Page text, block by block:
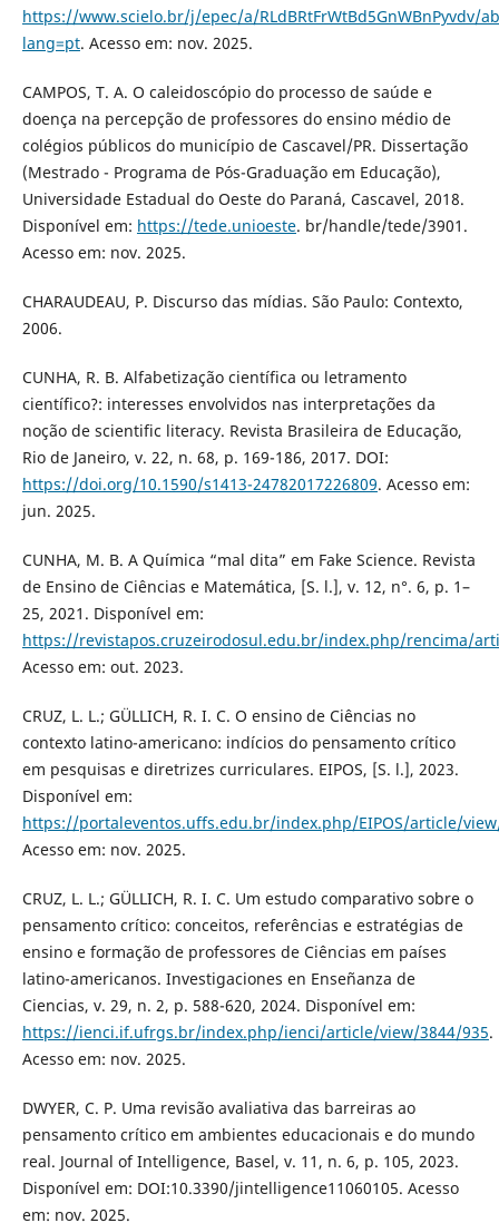
https://www.scielo.br/j/epec/a/RLdBRtFrWtBd5GnWBnPyvdv/
lang=pt. Acesso em: nov. 2025.
CAMPOS, T. A. O caleidoscópio do processo de saúde e
doença na percepção de professores do ensino médio de
colégios públicos do município de Cascavel/PR. Dissertação
(Mestrado - Programa de Pós-Graduação em Educação),
Universidade Estadual do Oeste do Paraná, Cascavel, 2018.
Disponível em: https://tede.unioeste. br/handle/tede/3901.
Acesso em: nov. 2025.
CHARAUDEAU, P. Discurso das mídias. São Paulo: Contexto,
2006.
CUNHA, R. B. Alfabetização científica ou letramento
científico?: interesses envolvidos nas interpretações da
noção de scientific literacy. Revista Brasileira de Educação,
Rio de Janeiro, v. 22, n. 68, p. 169-186, 2017. DOI:
https://doi.org/10.1590/s1413-24782017226809. Acesso em:
jun. 2025.
CUNHA, M. B. A Química “mal dita” em Fake Science. Revista
de Ensino de Ciências e Matemática, [S. l.], v. 12, n°. 6, p. 1–
25, 2021. Disponível em:
https://revistapos.cruzeirodosul.edu.br/index.php/rencima/
Acesso em: out. 2023.
CRUZ, L. L.; GÜLLICH, R. I. C. O ensino de Ciências no
contexto latino-americano: indícios do pensamento crítico
em pesquisas e diretrizes curriculares. EIPOS, [S. l.], 2023.
Disponível em:
https://portaleventos.uffs.edu.br/index.php/EIPOS/article/
Acesso em: nov. 2025.
CRUZ, L. L.; GÜLLICH, R. I. C. Um estudo comparativo sobre o
pensamento crítico: conceitos, referências e estratégias de
ensino e formação de professores de Ciências em países
latino-americanos. Investigaciones en Enseñanza de
Ciencias, v. 29, n. 2, p. 588-620, 2024. Disponível em:
https://ienci.if.ufrgs.br/index.php/ienci/article/view/3844/935.
Acesso em: nov. 2025.
DWYER, C. P. Uma revisão avaliativa das barreiras ao
pensamento crítico em ambientes educacionais e do mundo
real. Journal of Intelligence, Basel, v. 11, n. 6, p. 105, 2023.
Disponível em: DOI:10.3390/jintelligence11060105. Acesso
em: nov. 2025.